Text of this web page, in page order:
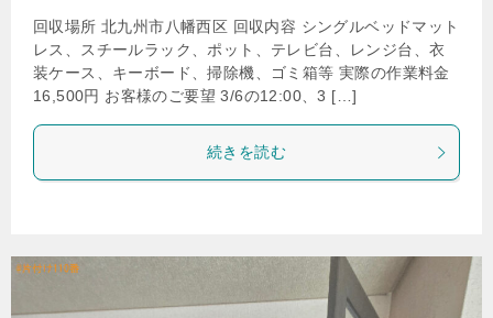
回収場所 北九州市八幡西区 回収内容 シングルベッドマット
レス、スチールラック、ポット、テレビ台、レンジ台、衣
装ケース、キーボード、掃除機、ゴミ箱等 実際の作業料金
16,500円 お客様のご要望 3/6の12:00、3 […]
続きを読む